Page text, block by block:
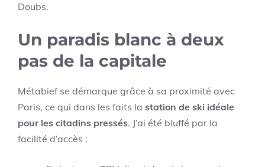
Doubs.
Un paradis blanc à deux
pas de la capitale
Métabief se démarque grâce à sa proximité avec
Paris, ce qui dans les faits la station de ski idéale
pour les citadins pressés. J’ai été bluffé par la
facilité d’accès :